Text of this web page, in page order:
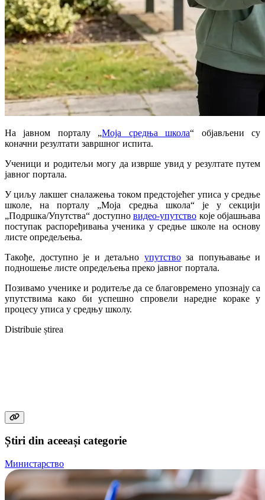
На јавном порталу „Моја средња школа“ објављени су
коначни резултати завршног испита.
Ученици и родитељи могу да изврше увид у резултате путем
јавног портала.
У циљу лакшег сналажења током предстојећег уписа у средње
школе, на порталу „Моја средња школа“ је у секцији
„Подршка/Упутства“ доступно видео-упутство које објашњава
поступак распоређивања ученика у средње школе на основу
листе опредељења.
Такође, доступно је и детаљно упутствоза попуњавање и
подношење листе опредељења преко јавног портала.
Позивамо ученике и родитеље да се благовремено упознају са
упутствима како би успешно спровели наредне кораке у
процесу уписа у средњу школу.
Distribuie știrea
Știri din aceeași categorie
Министарство